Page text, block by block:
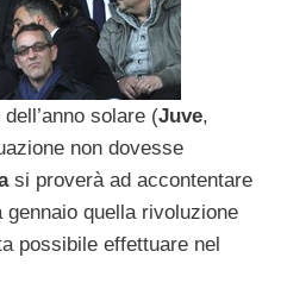
solare (Juve,
non dovesse
si proverà ad accontentare
gennaio quella rivoluzione
possibile effettuare nel